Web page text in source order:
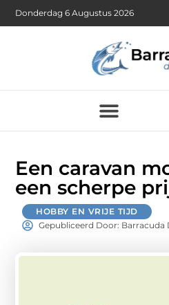
Donderdag 6 Augustus 2026
Een caravan
een scherpe
HOBBY EN VRIJE TIJD
Gepubliceerd Door: Barracuda